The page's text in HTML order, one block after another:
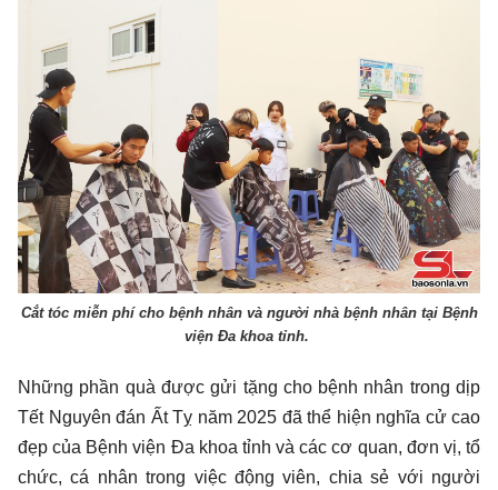
Cắt tóc miễn phí cho bệnh nhân và người nhà bệnh nhân tại Bệnh
viện Đa khoa tỉnh.
Những phần quà được gửi tặng cho bệnh nhân trong dịp
Tết Nguyên đán Ất Tỵ năm 2025 đã thể hiện nghĩa cử cao
đẹp của Bệnh viện Đa khoa tỉnh và các cơ quan, đơn vị, tổ
chức, cá nhân trong việc động viên, chia sẻ với người